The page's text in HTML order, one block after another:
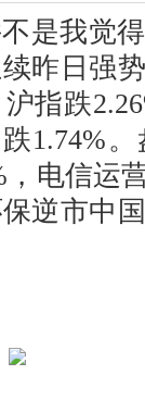
我觉得
昨日强
指跌
1.74%
电信运
逆市中